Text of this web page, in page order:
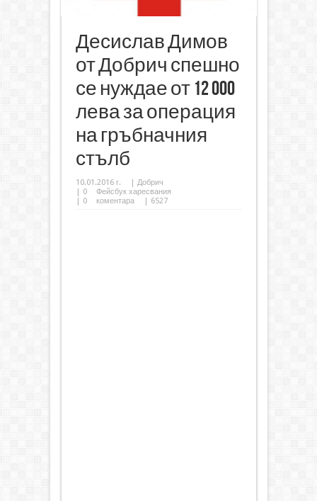
Десислав Димов
от Добрич спешно
се нуждае от 12 000
лева за операция
на гръбначния
стълб
10.01.2016 г.
Добрич
0
Фейсбук харесвания
0 коментара | 6527